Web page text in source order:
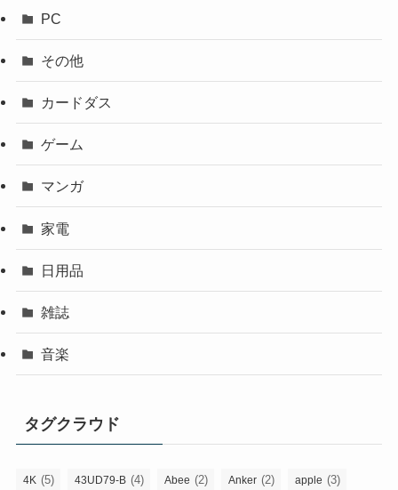
PC
その他
カードダス
ゲーム
マンガ
家電
日用品
雑誌
音楽
タグクラウド
4K (5) 43UD79-B (4) Abee (2) Anker (2) apple (3)